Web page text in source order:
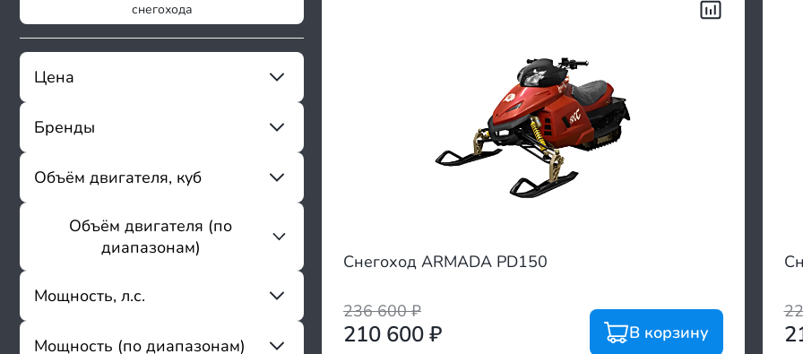
снегохода
Цена
От
Бренды
Sharmax
Alpine
Apache
Arctic Cat
Artelv
Avantis
Объём двигателя, куб
До
Объём двигателя (по
диапазонам)
до 148
301 - 800
Мощность, л.с.
От До
Мощность (по диапазонам)
Снегоход ARMADA PD150
236 600₽
210 600₽ В корзину